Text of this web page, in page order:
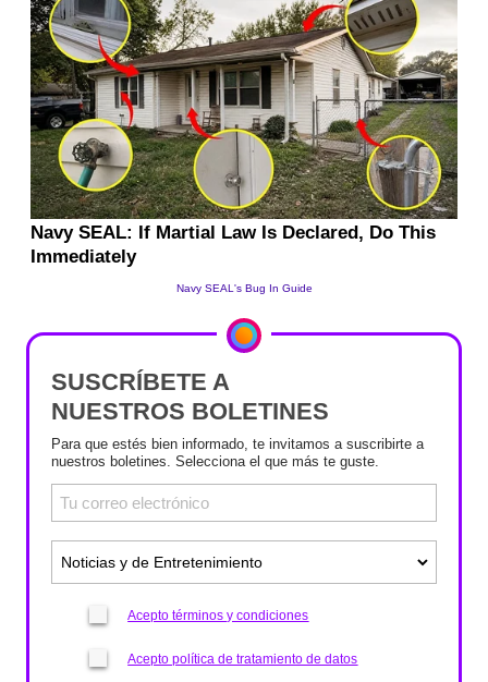
SUSCRÍBETE A
NUESTROS BOLETINES
Para que estés bien informado, te invitamos a suscribirte a
nuestros boletines. Selecciona el que más te guste.
Acepto términos y condiciones
Acepto política de tratamiento de datos